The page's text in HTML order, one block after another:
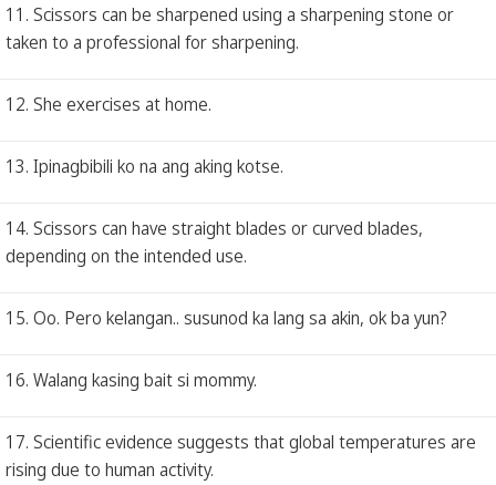
11. Scissors can be sharpened using a sharpening stone or
taken to a professional for sharpening.
12. She exercises at home.
13. Ipinagbibili ko na ang aking kotse.
14. Scissors can have straight blades or curved blades,
depending on the intended use.
15. Oo. Pero kelangan.. susunod ka lang sa akin, ok ba yun?
16. Walang kasing bait si mommy.
17. Scientific evidence suggests that global temperatures are
rising due to human activity.